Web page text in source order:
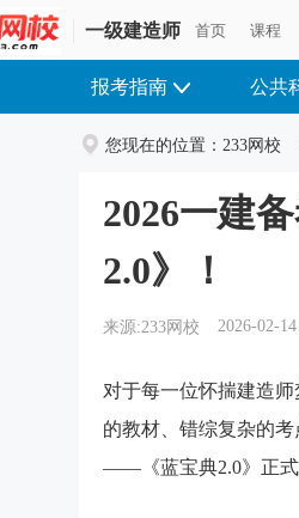
一级建造师 首页 课程
报考指南 公共
您现在的位置： 233网校
2026一建
2.0》！
来源:233网校 2026-02-
对于每一位怀揣建造
的教材、错综复杂的
——《蓝宝典2.0》正式